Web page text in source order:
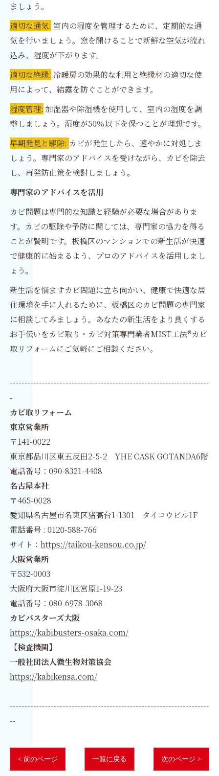
ましょう。
適切な通気: 室内の湿度を管理するために、定期的な通
気を行いましょう。窓を開けることで新鮮な空気が流れ
込み、湿度が下がります。
適切な絶縁: 冷暖房の効果的な利用と絶縁材の適切な使
用によって、結露を防ぐことができます。
湿度管理: 加湿器や除湿機を使用して、室内の湿度を調
整しましょう。湿度が50％以下を保つことが理想です。
早期発見と駆除: カビが発生したら、速やかに対処しま
しょう。専門家のアドバイスを受けながら、カビを除去
し、再発防止策を検討しましょう。
専門家のアドバイスを活用
カビ問題は専門的な知識と経験が必要な場合がありま
す。カビの駆除や予防に関しては、専門家の協力を得る
ことが賢明です。板橋区のマンションでの新生活が快適
で健康的に始まるよう、プロのアドバイスを活用しまし
ょう。
新生活を悩ますカビ問題に立ち向かい、健康で快適な居
住環境を手に入れるために、板橋区のカビ問題の専門家
に相談してみましょう。あなたの新生活をより良くする
お手伝いをカビ取り・カビ対策専門業者MIST工法®カビ
取リフォームにご気軽にご相談ください。
--------------------------------------------------------------------
-
カビ取リフォーム
東京営業所
〒141-0022
東京都品川区東五反田2-5-2 YHE CASK GOTANDA6階
電話番号：090-8321-4408
名古屋本社
〒465-0028
愛知県名古屋市名東区猪高台1-1301 タイコウビル1F
電話番号 : 0120-588-766
サイト： https://taikou-kensou.co.jp/
大阪営業所
〒532-0003
大阪府大阪市淀川区宮原1-19-23
電話番号：080-6978-3068
カビバスターズ大阪
https://kabibusters-osaka.com/
【検査機関】
一般社団法人微生物対策協会
https://kabikensa.com/
--------------------------------------------------------------------
--
< 前のページ 一覧に戻る 次のページ >